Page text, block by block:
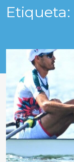
Etiqueta: